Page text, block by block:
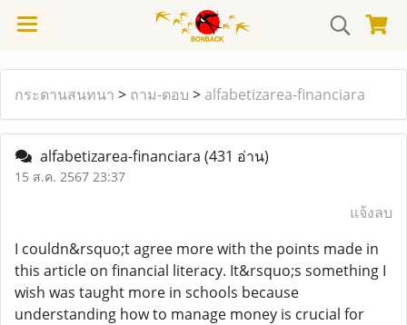
กระดานสนทนา > ถาม-ตอบ > alfabetizarea-financiara
alfabetizarea-financiara (431 อ่าน)
15 ส.ค. 2567 23:37
แจ้งลบ
I couldn&rsquo;t agree more with the points made in
this article on financial literacy. It&rsquo;s something I
wish was taught more in schools because
understanding how to manage money is crucial for